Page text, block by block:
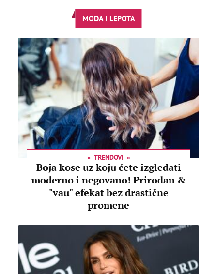
MODA I LEPOTA
TRENDOVI
Boja kose uz koju ćete izgledati
moderno i negovano! Prirodan &
"vau" efekat bez drastične
promene